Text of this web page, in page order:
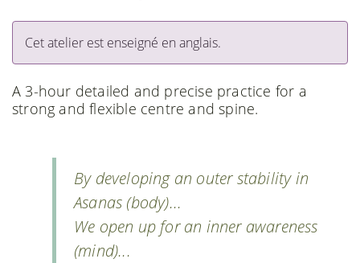
Cet atelier est enseigné en anglais.
A 3-hour detailed and precise practice for a
strong and flexible centre and spine.
By developing an outer stability in
Asanas (body)...
We open up for an inner awareness
(mind)...